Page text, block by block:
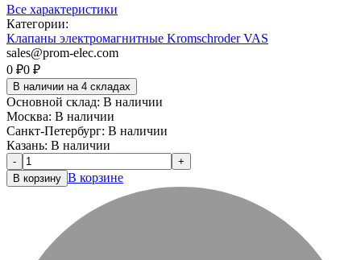
Все характеристики
Категории:
Клапаны электромагнитные Kromschroder VAS
sales@prom-elec.com
0 ₽0 ₽
В наличии на 4 складах
Основной склад: В наличии
Москва: В наличии
Санкт-Петербург: В наличии
Казань: В наличии
-
+
В корзину В корзине